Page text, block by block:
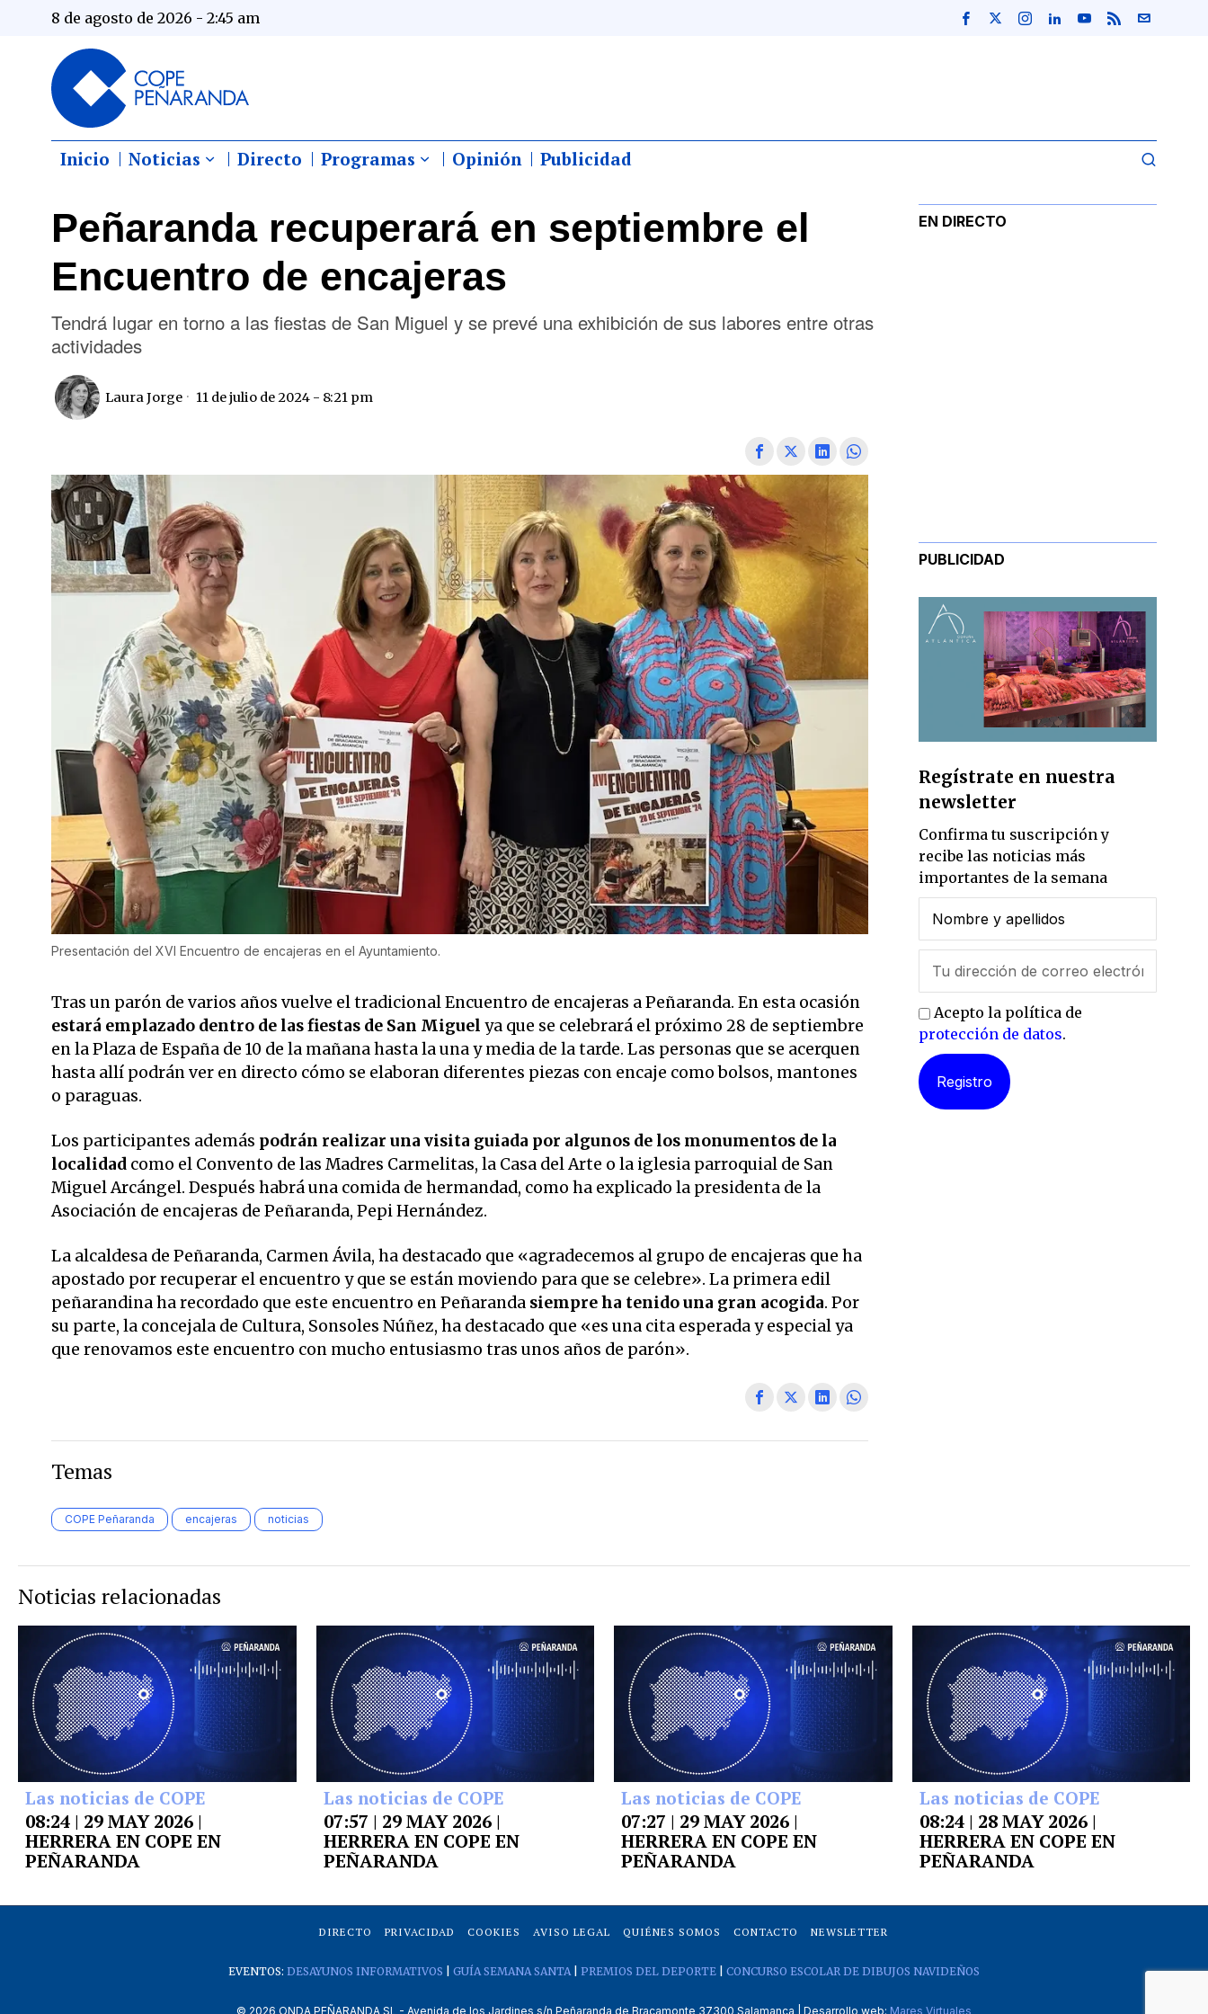
8 de agosto de 2026 - 2:45 am
Inicio Noticias Directo Programas Opinión Publicidad
Peñaranda recuperará en septiembre el
Encuentro de encajeras
Tendrá lugar en torno a las fiestas de San Miguel y se prevé una exhibición de sus labores entre otras
actividades
Laura Jorge 11 de julio de 2024 - 8:21 pm
Presentación del XVI Encuentro de encajeras en el Ayuntamiento.
Tras un parón de varios años vuelve el tradicional Encuentro de encajeras a Peñaranda. En esta ocasión
estará emplazado dentro de las fiestas de San Miguel ya que se celebrará el próximo 28 de septiembre
en la Plaza de España de 10 de la mañana hasta la una y media de la tarde. Las personas que se acerquen
hasta allí podrán ver en directo cómo se elaboran diferentes piezas con encaje como bolsos, mantones
o paraguas.
Los participantes además podrán realizar una visita guiada por algunos de los monumentos de la
localidad como el Convento de las Madres Carmelitas, la Casa del Arte o la iglesia parroquial de San
Miguel Arcángel. Después habrá una comida de hermandad, como ha explicado la presidenta de la
Asociación de encajeras de Peñaranda, Pepi Hernández.
La alcaldesa de Peñaranda, Carmen Ávila, ha destacado que «agradecemos al grupo de encajeras que ha
apostado por recuperar el encuentro y que se están moviendo para que se celebre». La primera edil
peñarandina ha recordado que este encuentro en Peñaranda siempre ha tenido una gran acogida. Por
su parte, la concejala de Cultura, Sonsoles Núñez, ha destacado que «es una cita esperada y especial ya
que renovamos este encuentro con mucho entusiasmo tras unos años de parón».
Temas
COPE Peñaranda encajeras noticias
EN DIRECTO
PUBLICIDAD
Regístrate en nuestra
newsletter
Confirma tu suscripción y
recibe las noticias más
importantes de la semana
Acepto la política de
protección de datos.
Noticias relacionadas
Las noticias de COPE
08:24 | 29 MAY 2026 |
HERRERA EN COPE EN
PEÑARANDA
Las noticias de COPE
07:57 | 29 MAY 2026 |
HERRERA EN COPE EN
PEÑARANDA
Las noticias de COPE
07:27 | 29 MAY 2026 |
HERRERA EN COPE EN
PEÑARANDA
Las noticias de COPE
08:24 | 28 MAY 2026 |
HERRERA EN COPE EN
PEÑARANDA
DIRECTO PRIVACIDAD COOKIES AVISO LEGAL QUIÉNES SOMOS CONTACTO NEWSLETTER
EVENTOS: DESAYUNOS INFORMATIVOS GUÍA SEMANA SANTA| PREMIOS DEL DEPORTE| CONCURSO ESCOLAR DE DIBUJOS NAVIDEÑOS
© 2026 ONDA PEÑARANDA SL - Avenida de los Jardines s/n Peñaranda de Bracamonte 37300 Salamanca | Desarrollo web: Mares Virtuales